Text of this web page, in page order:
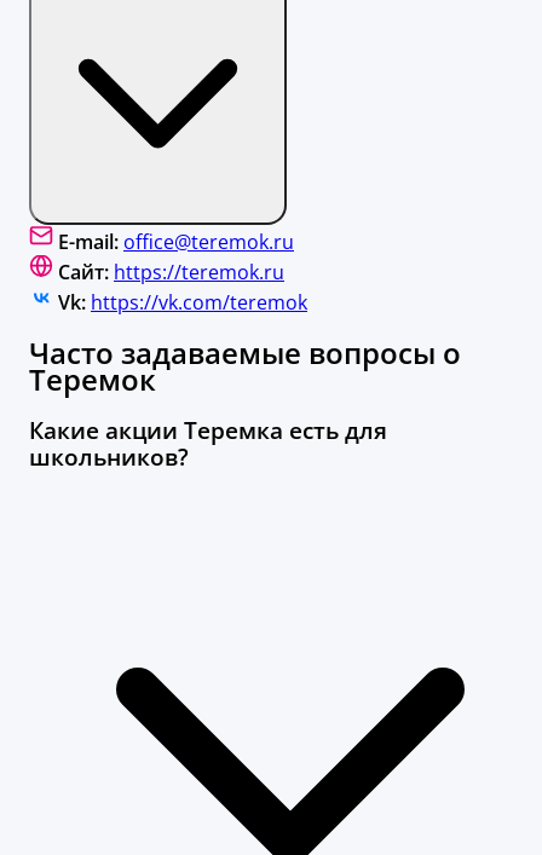
E-mail: office@teremok.ru
Сайт: https://teremok.ru
Vk: https://vk.com/teremok
Часто задаваемые вопросы о
Теремок
Какие акции Теремка есть для
школьников?